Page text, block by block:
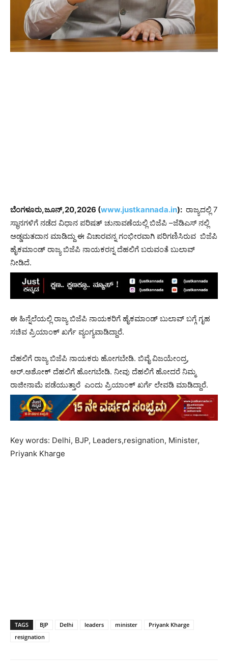
ಬೆಂಗಳೂರು,ಜೂನ್,20,2026 (www.justkannada.in): ರಾಜ್ಯದಲ್ಲಿ 7
ಸ್ಥಾನಗಳಿಗೆ ನಡೆದ ವಿಧಾನ ಪರಿಷತ್ ಚುನಾವಣೆಯಲ್ಲಿ ಬಿಜೆಪಿ –ಜೆಡಿಎಸ್ ನಲ್ಲಿ
ಅಡ್ಡಮತದಾನ ಮಾಡಿದ್ದು ಈ ವಿಚಾರವನ್ನ ಗಂಭೀರವಾಗಿ ಪರಿಗಣಿಸಿರುವ ಬಿಜೆಪಿ
ಹೈಕಮಾಂಡ್ ರಾಜ್ಯ ಬಿಜೆಪಿ ನಾಯಕರನ್ನ ದೆಹಲಿಗೆ ಬರುವಂತೆ ಬುಲಾವ್
ನೀಡಿದೆ.
ಈ ಹಿನ್ನೆಲೆಯಲ್ಲಿ ರಾಜ್ಯ ಬಿಜೆಪಿ ನಾಯಕರಿಗೆ ಹೈಕಮಾಂಡ್ ಬುಲಾವ್ ಬಗ್ಗೆ ಗೃಹ
ಸಚಿವ ಪ್ರಿಯಾಂಕ್ ಖರ್ಗೆ ವ್ಯಂಗ್ಯವಾಡಿದ್ದಾರೆ.
ದೆಹಲಿಗೆ ರಾಜ್ಯ ಬಿಜೆಪಿ ನಾಯಕರು ಹೋಗಬೇಡಿ. ಬಿವೈ ವಿಜಯೇಂದ್ರ,
ಆರ್.ಅಶೋಕ್ ದೆಹಲಿಗೆ ಹೋಗಬೇಡಿ. ನೀವು ದೆಹಲಿಗೆ ಹೋದರೆ ನಿಮ್ಮ
ರಾಜೀನಾಮೆ ಪಡೆಯುತ್ತಾರೆ ಎಂದು ಪ್ರಿಯಾಂಕ್ ಖರ್ಗೆ ಲೇವಡಿ ಮಾಡಿದ್ದಾರೆ.
Key words: Delhi, BJP, Leaders,resignation, Minister,
Priyank Kharge
TAGS BJP Delhi leaders minister
Priyank Kharge
resignation